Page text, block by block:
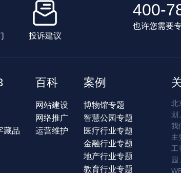
投诉建议
400-
也许您需要
藏品
百科
网站建设
网络推广
运营维护
案例
博物馆专题
智慧公园专题
医疗行业专题
金融行业专题
地产行业专题
教育行业专题
北
划
我
主
工